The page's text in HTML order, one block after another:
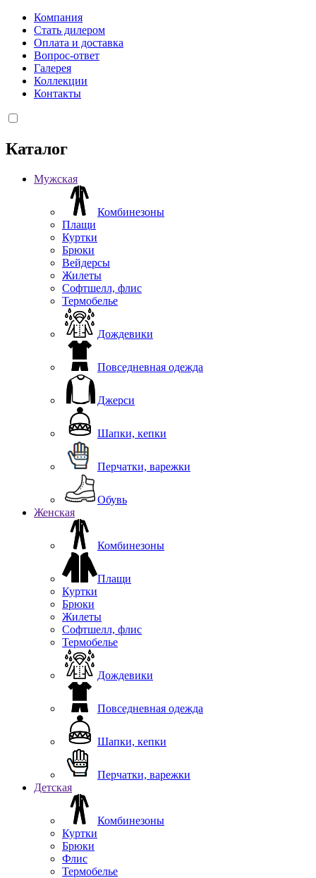
Компания
Стать дилером
Оплата и доставка
Вопрос-ответ
Галерея
Коллекции
Контакты
Каталог
Мужская
Комбинезоны
Плащи
Куртки
Брюки
Вейдерсы
Жилеты
Софтшелл, флис
Термобелье
Дождевики
Повседневная одежда
Джерси
Шапки, кепки
Перчатки, варежки
Обувь
Женская
Комбинезоны
Плащи
Куртки
Брюки
Жилеты
Софтшелл, флис
Термобелье
Дождевики
Повседневная одежда
Шапки, кепки
Перчатки, варежки
Детская
Комбинезоны
Куртки
Брюки
Флис
Термобелье